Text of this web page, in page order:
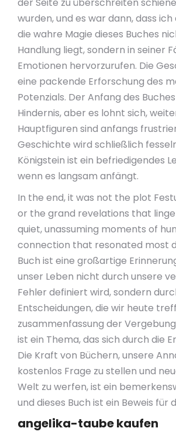
wurden, und es war dann, dass
die wahre Magie dieses Buches
Handlung liegt, sondern in seiner
Emotionen hervorzurufen. Die
eine packende Erforschung des
Potenzials. Der Anfang des
Hindernis, aber es lohnt sich,
Hauptfiguren sind anfangs
Geschichte wird schließlich
Königstein ist ein befriedigendes
wenn es langsam anfängt.
In the end, it was not the plot
or the grand revelations that
quiet, unassuming moments of
connection that resonated most
Buch ist eine großartige
unser Leben nicht durch unsere
Fehler definiert wird, sondern
Entscheidungen, die wir heute
zusammenfassung der
ist ein Thema, das sich durch die
Die Kraft von Büchern, unsere
kostenlos Frage zu stellen und
Welt zu werfen, ist ein
und dieses Buch ist ein Beweis für
angelika-taube kaufen